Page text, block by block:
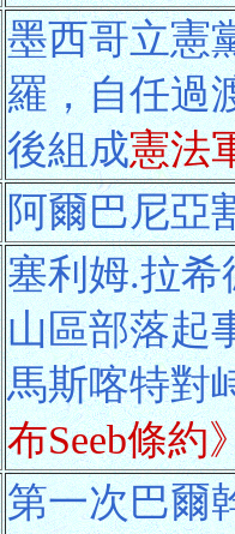
墨西哥立憲
羅，自任過
後組成憲法
阿爾巴尼亞
塞利姆.拉希
山區部落起
馬斯喀特對
布Seeb條約
第一次巴爾